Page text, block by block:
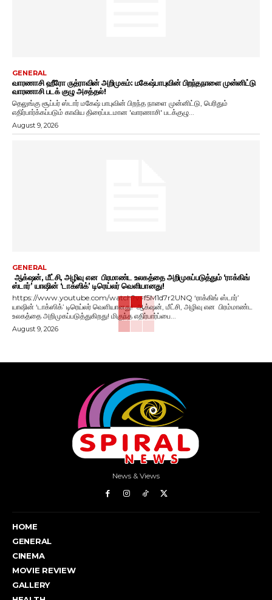
GENERAL
வாரணாசி ஹீரோ ருத்ராவின் அறிமுகம்: மகேஷ்பாபுவின் பிறந்தநாளை முன்னிட்டு
வாரணாசி படக் குழு அசத்தல்!
தெலுங்கு சூப்பர் ஸ்டார் மகேஷ் பாபுவின் பிறந்த நாளை முன்னிட்டு, பெரிதும்
எதிர்பார்க்கப்படும் காவிய திரைப்படமான 'வாரணாசி' படக்குழு...
August 9, 2026
GENERAL
ஆக்‌ஷன், மீட்சி, அழிவு என பிரமாண்ட உலகத்தை அறிமுகப்படுத்தும் ‘ராக்கிங்
ஸ்டார்’ யாஷின் ‘டாக்ஸிக்’ டிரெய்லர் வெளியானது!
https://www.youtube.com/watch?v=f5M1d7r2UNQ ‘ராக்கிங் ஸ்டார்’
யாஷின் ‘டாக்ஸிக்’ டிரெய்லர் வெளியானது! ஆக்‌ஷன், மீட்சி, அழிவு என பிரம்மாண்ட
உலகத்தை அறிமுகப்படுத்துகிறது! மிகுந்த எதிர்பார்ப்பை...
August 9, 2026
News & Views
HOME
GENERAL
CINEMA
MOVIE REVIEW
GALLERY